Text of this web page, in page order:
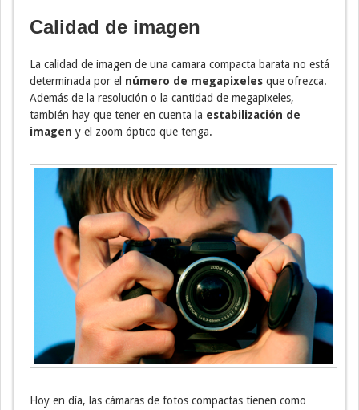
Calidad de imagen
La calidad de imagen de una camara compacta barata no está
determinada por el número de megapixeles que ofrezca.
Además de la resolución o la cantidad de megapixeles,
también hay que tener en cuenta la estabilización de
imagen y el zoom óptico que tenga.
Hoy en día, las cámaras de fotos compactas tienen como